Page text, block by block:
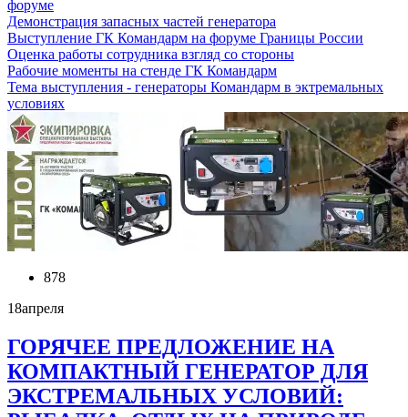
форуме
Демонстрация запасных частей генератора
Выступление ГК Командарм на форуме Границы России
Оценка работы сотрудника взгляд со стороны
Рабочие моменты на стенде ГК Командарм
Тема выступления - генераторы Командарм в эктремальных
условиях
878
18апреля
ГОРЯЧЕЕ ПРЕДЛОЖЕНИЕ НА
КОМПАКТНЫЙ ГЕНЕРАТОР ДЛЯ
ЭКСТРЕМАЛЬНЫХ УСЛОВИЙ: